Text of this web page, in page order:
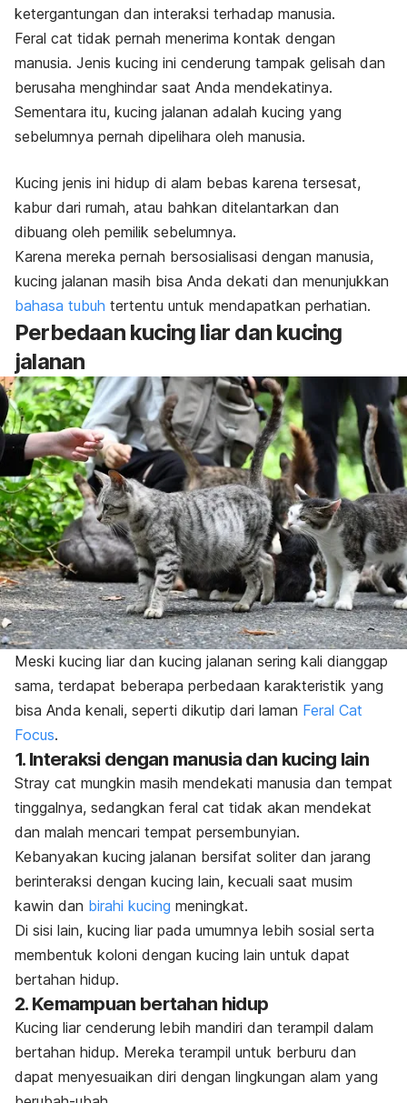
ketergantungan dan interaksi terhadap manusia.
Feral cat tidak pernah menerima kontak dengan
manusia. Jenis kucing ini cenderung tampak gelisah dan
berusaha menghindar saat Anda mendekatinya.
Sementara itu, kucing jalanan adalah kucing yang
sebelumnya pernah dipelihara oleh manusia.
Kucing jenis ini hidup di alam bebas karena tersesat,
kabur dari rumah, atau bahkan ditelantarkan dan
dibuang oleh pemilik sebelumnya.
Karena mereka pernah bersosialisasi dengan manusia,
kucing jalanan masih bisa Anda dekati dan menunjukkan
bahasa tubuh tertentu untuk mendapatkan perhatian.
Perbedaan kucing liar dan kucing
jalanan
Meski kucing liar dan kucing jalanan sering kali dianggap
sama, terdapat beberapa perbedaan karakteristik yang
bisa Anda kenali, seperti dikutip dari laman Feral Cat
Focus.
1. Interaksi dengan manusia dan kucing lain
Stray cat mungkin masih mendekati manusia dan tempat
tinggalnya, sedangkan feral cat tidak akan mendekat
dan malah mencari tempat persembunyian.
Kebanyakan kucing jalanan bersifat soliter dan jarang
berinteraksi dengan kucing lain, kecuali saat musim
kawin dan birahi kucing meningkat.
Di sisi lain, kucing liar pada umumnya lebih sosial serta
membentuk koloni dengan kucing lain untuk dapat
bertahan hidup.
2. Kemampuan bertahan hidup
Kucing liar cenderung lebih mandiri dan terampil dalam
bertahan hidup. Mereka terampil untuk berburu dan
dapat menyesuaikan diri dengan lingkungan alam yang